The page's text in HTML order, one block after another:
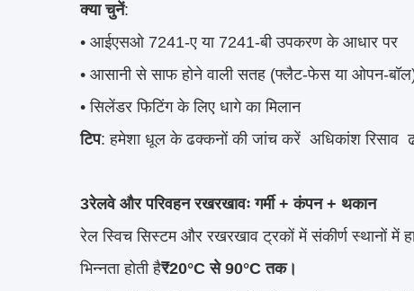
क्या चुनें:
• आईएसओ 7241-ए या 7241-बी उपकरण के आधार पर
• आसानी से साफ होने वाली सतह (फ्लैट-फेस या ओपन-
• सिलेंडर फिटिंग के लिए धागे का मिलान
टिप: हमेशा धूल के ढक्कनों की जांच करें ️ अधिकांश रिसाव
3रेलवे और परिवहन रखरखावः गर्मी + कंपन + थकान
रेल स्विच सिस्टम और रखरखाव ट्रकों में संकीर्ण स्थानों में
भिन्नता होती है₹20°C से 90°C तक।